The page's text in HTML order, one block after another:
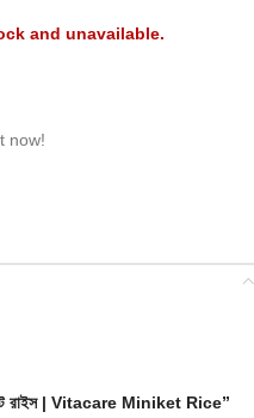
and unavailable.
now!
রাইস | Vitacare Miniket Rice”